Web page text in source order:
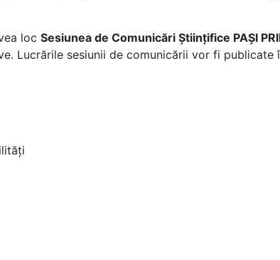
loc Sesiunea de Comunicări Științifice PAȘI
Lucrările sesiunii de comunicării vor fi publicate